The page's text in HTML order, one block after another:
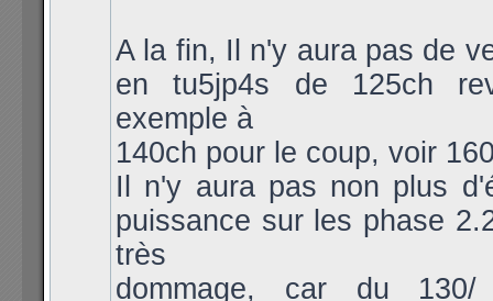
A la fin, Il n'y aura pas de
en tu5jp4s de 125ch
exemple à
140ch pour le coup, voir
Il n'y aura pas non plus
puissance sur les phase
très
dommage, car du